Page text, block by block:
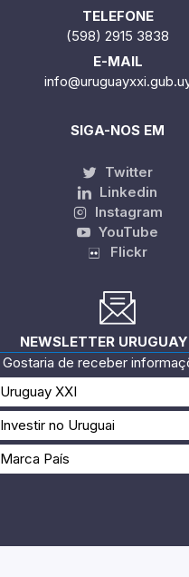
TELEFONE
(598) 2915 3838
E-MAIL
SIGA-NOS EM
Twitter
Linkedin
Instagram
YouTube
Flickr
NEWSLETTER
Gostaria de receber
Uruguay XXI
Investir no Uruguai
Marca País